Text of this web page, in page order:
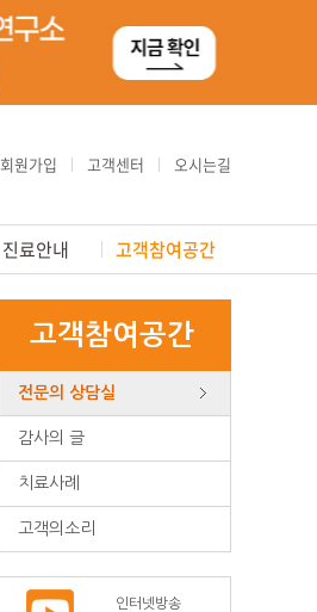
회원가입 고객센터 오시는길
진료안내 고객참여공간
고객참여공간
전문의 상담실
감사의 글
치료사례
고객의소리
인터넷방송